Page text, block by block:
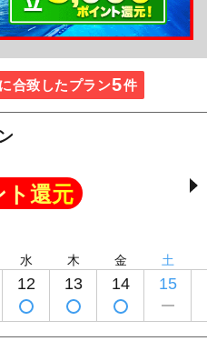
合致したプラン5件
ト還元
水
12
木
13
金
14
土
15